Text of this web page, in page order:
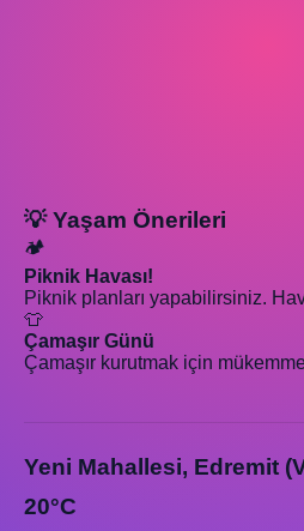
💡 Yaşam Önerileri
🏕️
Piknik Havası!
Piknik planları yapabilirsiniz.
👕
Çamaşır Günü
Çamaşır kurutmak için
Yeni Mahallesi, Edremit
20°C